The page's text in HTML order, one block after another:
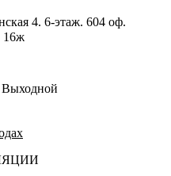
4. 6-этаж. 604 оф.
16ж